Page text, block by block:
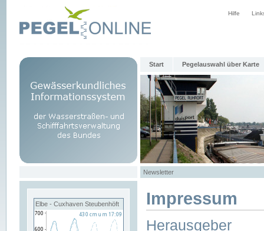
Hilfe
Start Pegelauswahl über Karte
Newsletter
Elbe - Cuxhaven Steubenhöft Impressum
Herausgeber